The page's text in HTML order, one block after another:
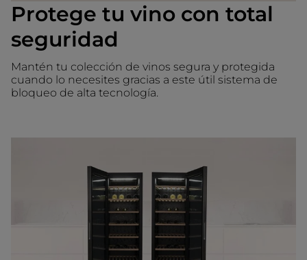
Protege tu vino con total
seguridad
Mantén tu colección de vinos segura y protegida
cuando lo necesites gracias a este útil sistema de
bloqueo de alta tecnología.